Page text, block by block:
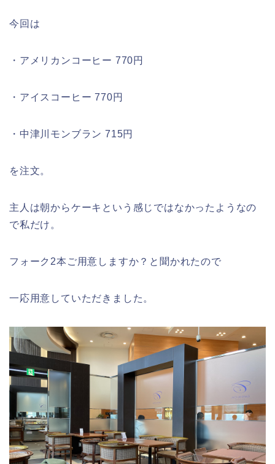
今回は
・アメリカンコーヒー 770円
・アイスコーヒー 770円
・中津川モンブラン 715円
を注文。
主人は朝からケーキという感じではなかったようなの
で私だけ。
フォーク2本ご用意しますか？と聞かれたので
一応用意していただきました。